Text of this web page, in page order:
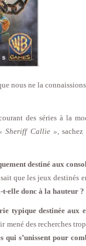
nous ne la
des séries à la
Sheriff Callie »,
destiné aux
que les jeux destinés
elle donc à la hauteur ?
typique destinée aux
des recherches
qui s’unissent pour